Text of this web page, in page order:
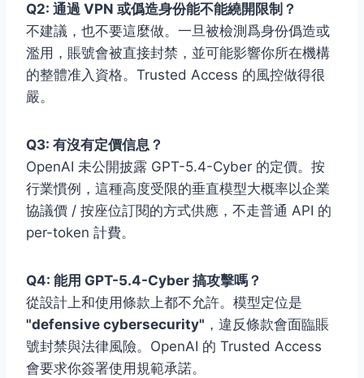
Q2: 通過 VPN 或僞造身份能不能繞開限制？
不建議，也不要這麼做。一旦被檢測爲身份僞造或
濫用，賬號會被直接封禁，並可能影響你所在機構
的整體准入資格。Trusted Access 的風控做得很
嚴。
Q3: 有沒有定價信息？
OpenAI 未公開披露 GPT-5.4-Cyber 的定價。按
行業慣例，這種高度受限的垂直模型大概率以企業
協議價 / 按座位訂閱的方式供應，不走普通 API 的
per-token 計費。
Q4: 能用 GPT-5.4-Cyber 搞攻擊嗎？
從設計上和使用條款上都不允許。模型定位是
"defensive cybersecurity" ，違反條款會面臨賬
號封禁與法律風險。OpenAI 的 Trusted Access
會要求你簽署使用規範承諾。